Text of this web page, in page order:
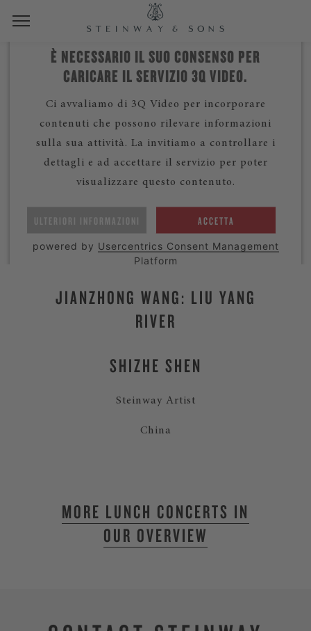
È NECESSARIO IL SUO CONSENSO PER
CARICARE IL SERVIZIO 3Q VIDEO.
Ci avvaliamo di 3Q Video per incorporare
contenuti che possono rilevare informazioni
sulla sua attività. La invitiamo a controllare i
dettagli e ad accettare il servizio per poter
visualizzare questo contenuto.
ULTERIORI INFORMAZIONI ACCETTA
powered by Usercentrics Consent Management
Platform
JIANZHONG WANG: LIU YANG
RIVER
SHIZHE SHEN
Steinway Artist
China
MORE LUNCH CONCERTS IN
OUR OVERVIEW